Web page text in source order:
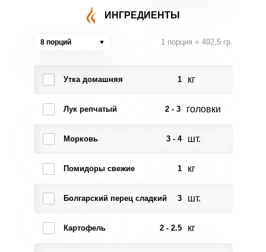
ИНГРЕДИЕНТЫ
8 порций 1 порция = 492,5 гр.
Утка домашняя 1 кг
Лук репчатый 2 - 3 головки
Морковь 3 - 4 шт.
Помидоры свежие 1 кг
Болгарский перец сладкий 3 шт.
Картофель 2 - 2.5 кг